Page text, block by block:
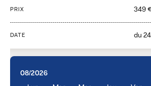
PRIX 349 €
DATE du
08/2026